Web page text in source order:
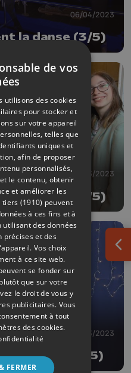
06/04/2023
la danse (3/5)
30/03/2023
la danse (2/5)
23/03/2023
Les testeurs mènent la danse (1/5)
de vos
utilisons des cookies
pour stocker et
sur votre appareil
telles que
uniques et
afin de proposer
personnalisés,
le contenu, obtenir
et améliorer les
tiers (1910) peuvent
à ces fins et à
utilisant des données
précises et des
Vos choix
à ce site web.
se fonder sur
que sur votre
le droit de vous y
publicitaires. Vous
à tout
des cookies.
FERMER